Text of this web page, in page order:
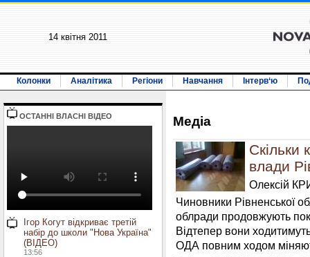
14 квiтня 2011
Колонки Аналітика Регіони Навчання Інтерв‘ю
ОСТАННI ВЛАСНI ВIДЕО
Ігор Когут відкриває третій
набір до школи "Нова Україна"
(ВІДЕО)
13:56
Медiа
Скільки
влади
Олексій
Чиновники Рівненської
облради продовжують
Відтепер вони
ОДА повним ходом